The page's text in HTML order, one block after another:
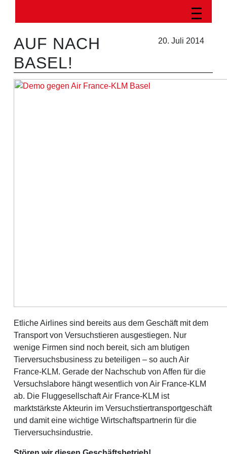
20. Juli 2014
AUF NACH
BASEL!
Etliche Airlines sind bereits aus dem Geschäft mit dem
Transport von Versuchstieren ausgestiegen. Nur
wenige Firmen sind noch bereit, sich am blutigen
Tierversuchsbusiness zu beteiligen – so auch Air
France-KLM. Gerade der Nachschub von Affen für die
Versuchslabore hängt wesentlich von Air France-KLM
ab. Die Fluggesellschaft Air France-KLM ist
marktstärkste Akteurin im Versuchstiertransportgeschäft
und damit eine wichtige Wirtschaftspartnerin für die
Tierversuchsindustrie.